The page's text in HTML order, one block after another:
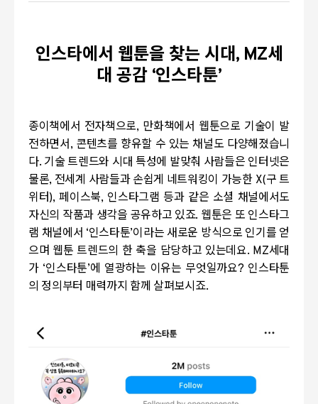
인스타에서 웹툰을 찾는 시대, MZ세
대 공감 ‘인스타툰’
종이책에서 전자책으로, 만화책에서 웹툰으로 기술이 발
전하면서, 콘텐츠를 향유할 수 있는 채널도 다양해졌습니
다. 기술 트렌드와 시대 특성에 발맞춰 사람들은 인터넷은
물론, 전세계 사람들과 손쉽게 네트워킹이 가능한X(구 트
위터),페이스북, 인스타그램 등과 같은 소셜 채널에서도
자신의 작품과 생각을 공유하고 있죠. 웹툰은 또 인스타그
램 채널에서 ‘인스타툰’이라는 새로운 방식으로 인기를 얻
으며 웹툰 트렌드의 한 축을 담당하고 있는데요. MZ세대
가 ‘인스타툰’에 열광하는 이유는 무엇일까요? 인스타툰
의 정의부터 매력까지 함께 살펴보시죠.